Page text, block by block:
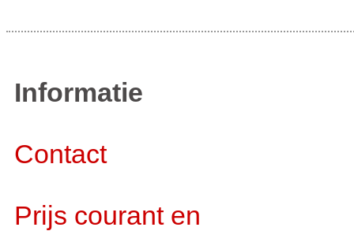
Informatie
Contact
Prijs courant en